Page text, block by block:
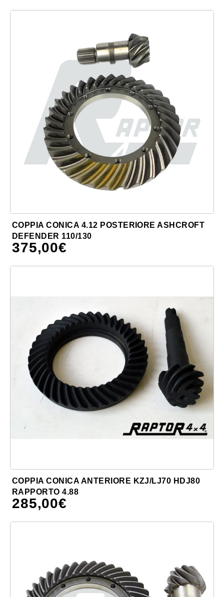
COPPIA CONICA 4.12 POSTERIORE ASHCROFT
DEFENDER 110/130
375,00€
COPPIA CONICA ANTERIORE KZJ/LJ70 HDJ80
RAPPORTO 4.88
285,00€